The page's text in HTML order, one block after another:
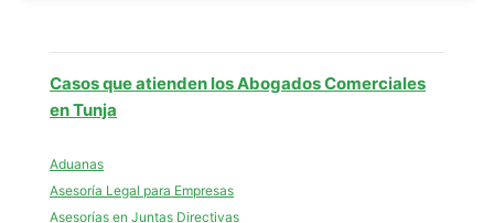
Casos que atienden los Abogados Comerciales
en Tunja
Aduanas
Asesoría Legal para Empresas
Asesorías en Juntas Directivas